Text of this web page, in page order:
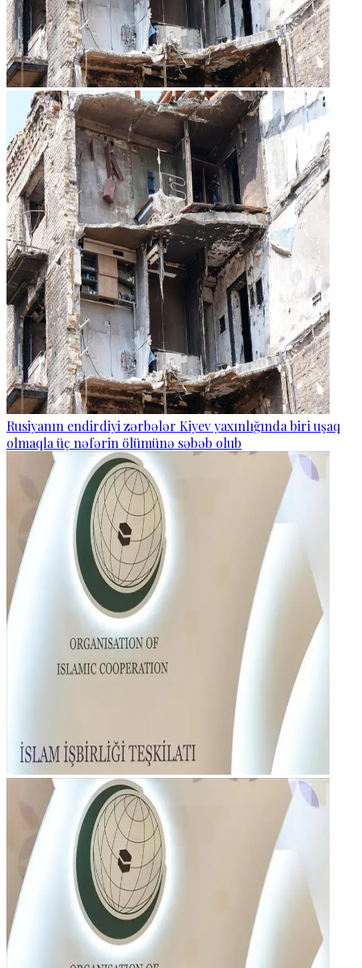
Rusiyanın endirdiyi zərbələr Kiyev yaxınlığında biri uşaq
olmaqla üç nəfərin ölümünə səbəb olub